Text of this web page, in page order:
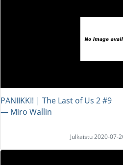
PANIIKKI! | The Last of Us 2 #9
― Miro Wallin
Julkaistu 2020-07-